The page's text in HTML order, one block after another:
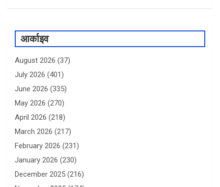
आर्काइव
August 2026 (37)
July 2026 (401)
June 2026 (335)
May 2026 (270)
April 2026 (218)
March 2026 (217)
February 2026 (231)
January 2026 (230)
December 2025 (216)